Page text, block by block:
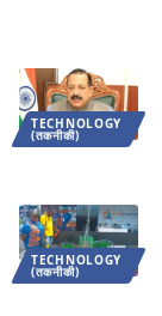
TECHNOLOGY
(तकनीकी)
TECHNOLOGY
(तकनीकी)